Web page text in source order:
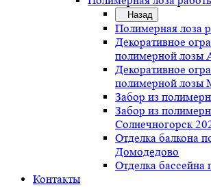
Назад
Полимерная лоза
Декоративное
полимерной лозы
Декоративное
полимерной лозы
Забор из
Забор из
Солнечногорск
Отделка балкона
Домодедово
Отделка бассейна
Контакты